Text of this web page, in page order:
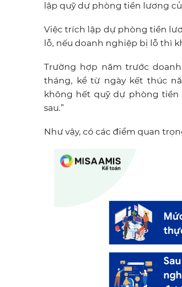
lập quỹ dự phòng tiền lương
Việc trích lập dự phòng tiền
lỗ, nếu doanh nghiệp bị lỗ thì
Trường hợp năm trước
tháng, kể từ ngày kết thúc
không hết quỹ dự phòng
sau.”
Như vậy, có các điểm quan